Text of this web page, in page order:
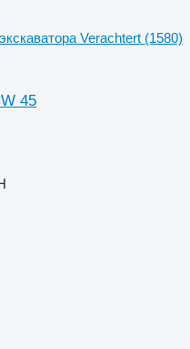
Verachtert (1580)
45